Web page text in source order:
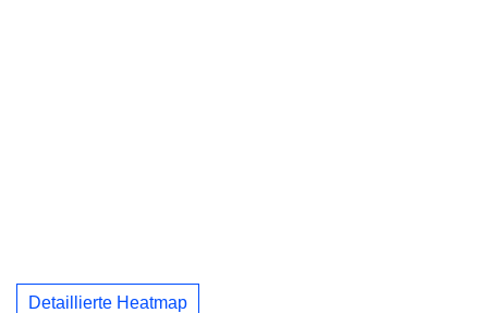
Detaillierte Heatmap